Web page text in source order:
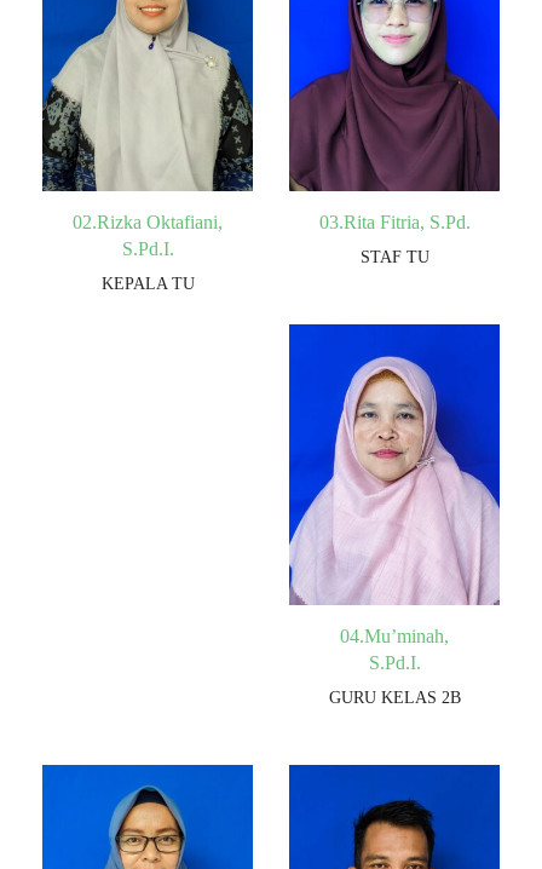
02.Rizka Oktafiani,
S.Pd.I.
KEPALA TU
03.Rita Fitria, S.Pd.
STAF TU
04.Mu’minah,
S.Pd.I.
GURU KELAS 2B